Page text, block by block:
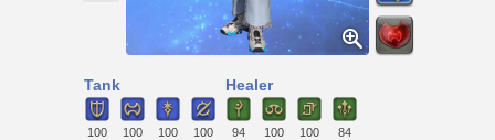
Tank
100 100 100 100
Healer
94 100 100 84